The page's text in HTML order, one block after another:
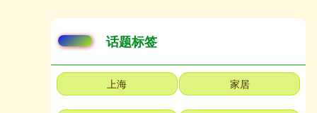
话题标签
上海 家居